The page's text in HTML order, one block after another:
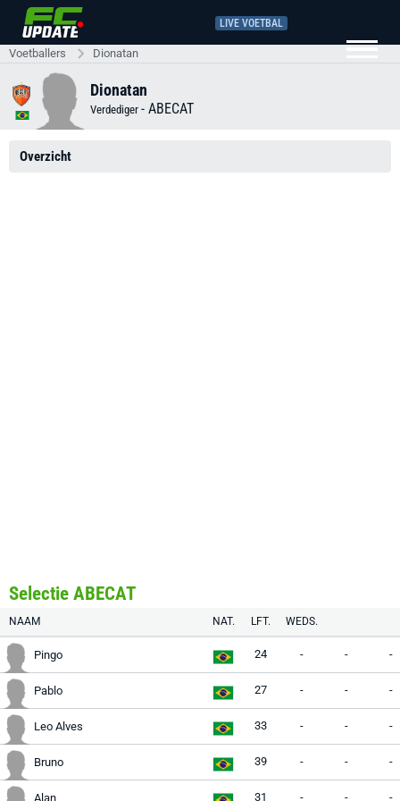
LIVE VOETBAL
Voetballers Dionatan
Dionatan
Verdediger - ABECAT
Overzicht
Selectie ABECAT
NAAM NAT. LFT. WEDS.
Pingo 24 - - -
Pablo 27 - - -
Leo Alves 33 - - -
Bruno 39 - - -
Alan 31 - - -